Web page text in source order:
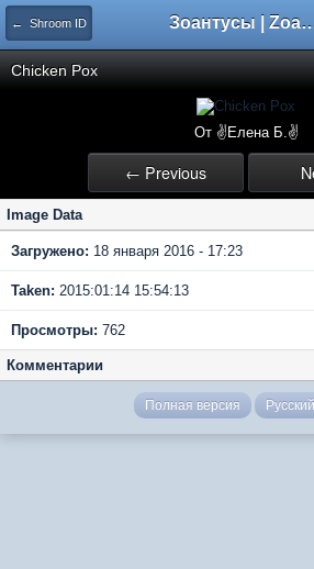
← Shroom ID Зоантусы |
Chicken Pox
От ✌Елена Б.✌
← Previous
Image Data
Загружено: 18 января 2016 - 17:23
Taken: 2015:01:14 15:54:13
Просмотры: 762
Комментарии
Полная версия